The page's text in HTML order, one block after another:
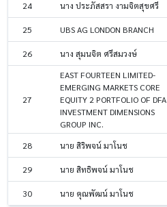
24 นาง ประภัสสรา งามจิตสุขศรี
25 UBS AG LONDON BRANCH
26 นาง สุมนจิต ศรีสมวงษ์
27
EAST FOURTEEN LIMITED-
EMERGING MARKETS CORE
EQUITY 2 PORTFOLIO OF DFA
INVESTMENT DIMENSIONS
GROUP INC.
28 นาย สิริพจน์ มาโนช
29 นาย สิทธิพจน์ มาโนช
30 นาย คุณพัฒน์ มาโนช